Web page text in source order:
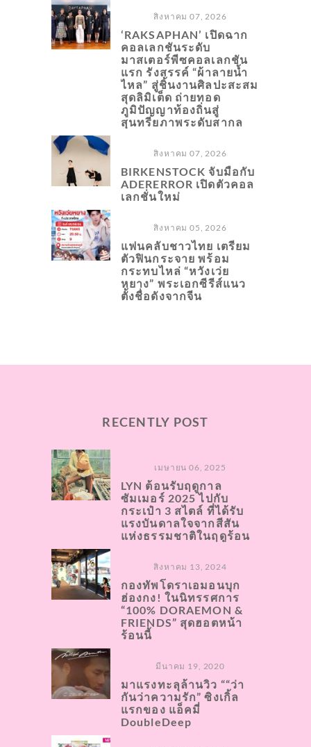
สิงหาคม 07, 2026
‘RAKSAPHAN’ เปิดฉาก
คอลเลกชันระดับ
มาสเตอร์พีซคอลเลกชัน
แรก รังสรรค์ “ผ้าลายน้ำ
ไหล” สู่ชิ้นงานศิลปะสะสม
สุดลิมิเต็ด ถ่ายทอด
ภูมิปัญญาท้องถิ่นสู่
สุนทรียภาพระดับสากล
สิงหาคม 07, 2026
BIRKENSTOCK จับมือกับ
ADERERROR เปิดตัวคอล
เลกชั่นใหม่
สิงหาคม 05, 2026
แฟนคลับชาวไทย เตรียม
ตัวฟินกระจาย พร้อม
กระทบไหล่ “หวังเว่ย
หยาง” พระเอกซีรีส์แนว
ตั้งชื่อดังจากจีน
RECENTLY POST
เมษายน 06, 2025
LYN ต้อนรับฤดูกาล
ซัมเมอร์ 2025 ไปกับ
กระเป๋า 3 สไตล์ ที่ได้รับ
แรงบันดาลใจจากสีสัน
แห่งธรรมชาติในฤดูร้อน
สิงหาคม 13, 2024
กองทัพโดราเอมอนบุก
ฮ่องกง! ในนิทรรศการ
“100% DORAEMON &
FRIENDS” สุดฮอตหน้า
ร้อนนี้
มีนาคม 19, 2020
มาแรงทะลุล้านวิว ““ว่า
กันว่าความรัก” ซิงเกิ้ล
แรกของ แอ็คมี่
DoubleDeep